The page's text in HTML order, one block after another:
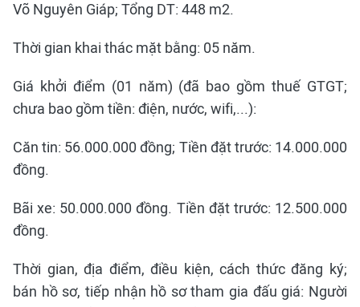
Võ Nguyên Giáp; Tổng DT: 448 m2.
Thời gian khai thác mặt bằng: 05 năm.
Giá khởi điểm (01 năm) (đã bao gồm thuế GTGT;
chưa bao gồm tiền: điện, nước, wifi,...):
Căn tin: 56.000.000 đồng; Tiền đặt trước: 14.000.000
đồng.
Bãi xe: 50.000.000 đồng. Tiền đặt trước: 12.500.000
đồng.
Thời gian, địa điểm, điều kiện, cách thức đăng ký;
bán hồ sơ, tiếp nhận hồ sơ tham gia đấu giá: Người